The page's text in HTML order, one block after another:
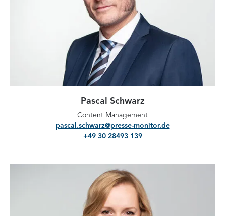
Pascal Schwarz
Content Management
pascal.schwarz@presse-monitor.de
+49 30 28493 139